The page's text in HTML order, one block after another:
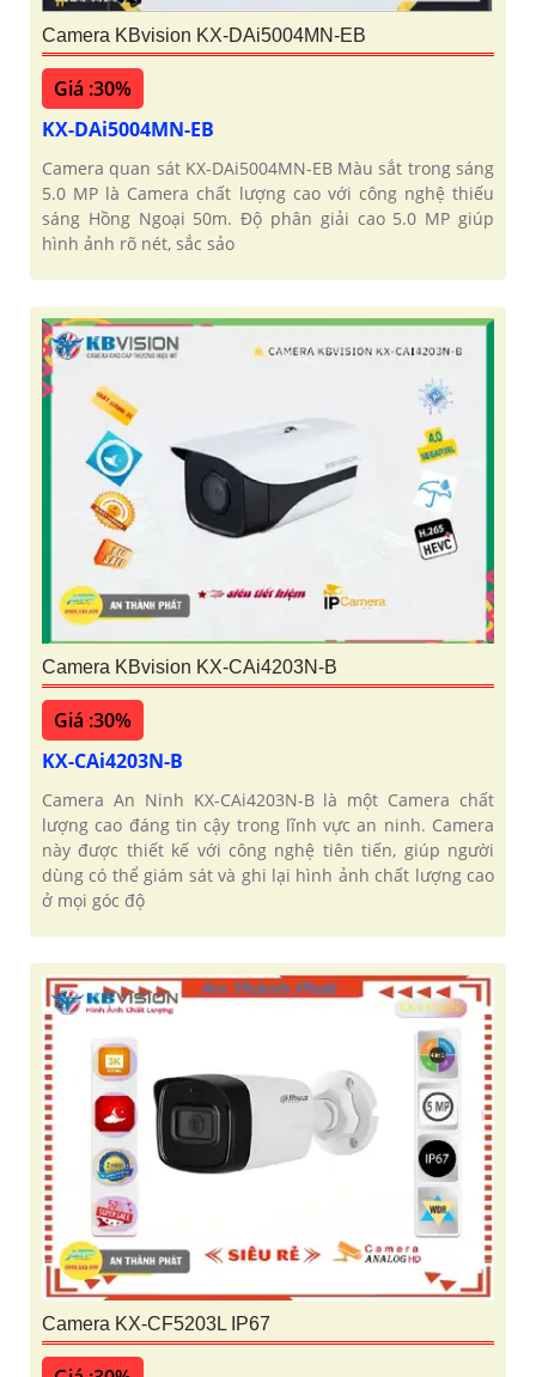
Camera KBvision KX-DAi5004MN-EB
Giá :30%
KX-DAi5004MN-EB
Camera quan sát KX-DAi5004MN-EB Màu sắt trong sáng
5.0 MP là Camera chất lượng cao với công nghệ thiếu
sáng Hồng Ngoại 50m. Độ phân giải cao 5.0 MP giúp
hình ảnh rõ nét, sắc sảo
Camera KBvision KX-CAi4203N-B
Giá :30%
KX-CAi4203N-B
Camera An Ninh KX-CAi4203N-B là một Camera chất
lượng cao đáng tin cậy trong lĩnh vực an ninh. Camera
này được thiết kế với công nghệ tiên tiến, giúp người
dùng có thể giám sát và ghi lại hình ảnh chất lượng cao
ở mọi góc độ
Camera KX-CF5203L IP67